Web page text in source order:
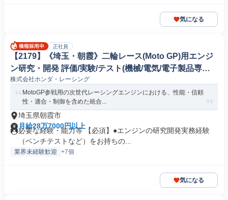
気になる
正社員
【2179】《埼玉・朝霞》二輪レース(Moto GP)用エンジ
ン研究・開発 評価/実験/テスト(機械/電気/電子製品専門
職)
株式会社ホンダ・レーシング
MotoGP参戦用の次世代レーシングエンジンにおける、性能・信頼
性・適合・制御を含めた統合...
埼玉県朝霞市
月給28万7000円以上
必要な経験・能力等 【必須】●エンジンの研究開発実務経験
（ベンチテストなど）をお持ちの...
業界未経験歓迎 +7個
気になる